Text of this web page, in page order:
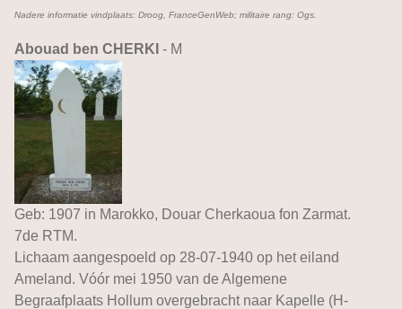
Nadere informatie vindplaats: Droog, FranceGenWeb; militaire rang: Ogs.
Abouad ben CHERKI - M
Geb: 1907 in Marokko, Douar Cherkaoua fon Zarmat.
7de RTM.
Lichaam aangespoeld op 28-07-1940 op het eiland
Ameland. Vóór mei 1950 van de Algemene
Begraafplaats Hollum overgebracht naar Kapelle (H-